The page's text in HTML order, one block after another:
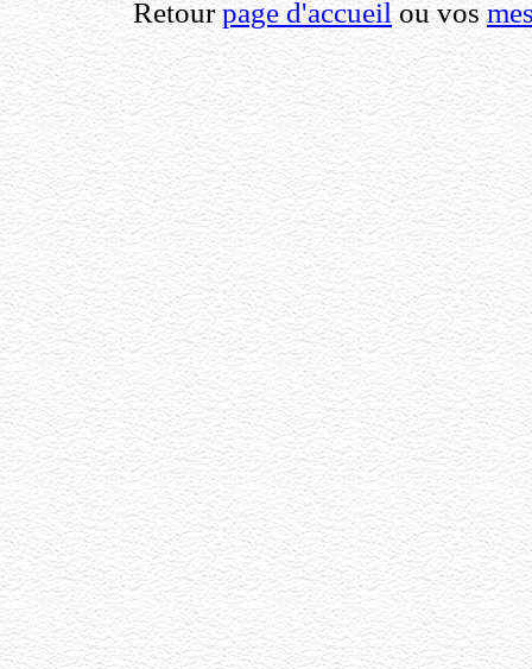
Retourpage d'accueil ou vos